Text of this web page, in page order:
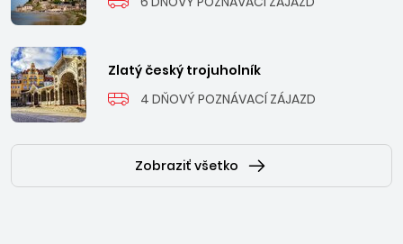
Zlatý český trojuholník
4 DŇOVÝ POZNÁVACÍ ZÁJAZD
Zobraziť všetko